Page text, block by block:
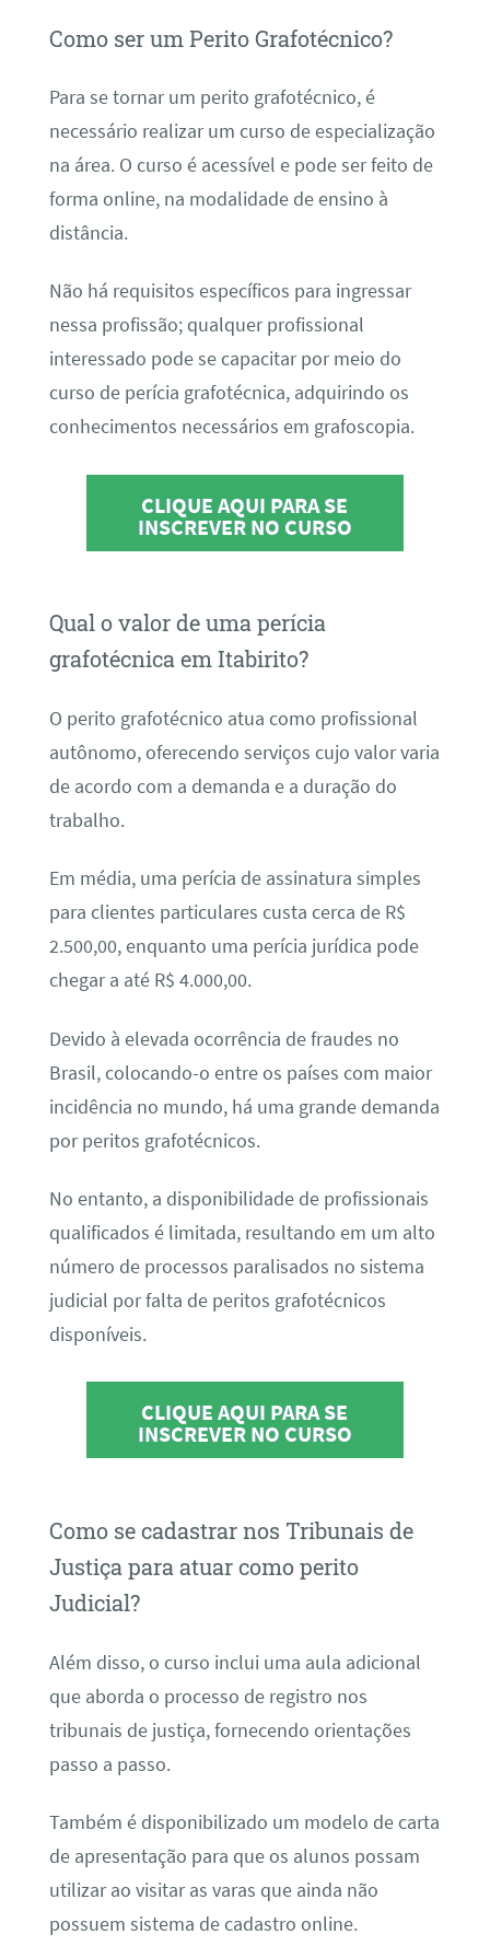
Como ser um Perito Grafotécnico?
Para se tornar um perito grafotécnico, é
necessário realizar um curso de especialização
na área. O curso é acessível e pode ser feito de
forma online, na modalidade de ensino à
distância.
Não há requisitos específicos para ingressar
nessa profissão; qualquer profissional
interessado pode se capacitar por meio do
curso de perícia grafotécnica, adquirindo os
conhecimentos necessários em grafoscopia.
CLIQUE AQUI PARA SE
INSCREVER NO CURSO
Qual o valor de uma perícia
grafotécnica em Itabirito?
O perito grafotécnico atua como profissional
autônomo, oferecendo serviços cujo valor varia
de acordo com a demanda e a duração do
trabalho.
Em média, uma perícia de assinatura simples
para clientes particulares custa cerca de R$
2.500,00, enquanto uma perícia jurídica pode
chegar a até R$ 4.000,00.
Devido à elevada ocorrência de fraudes no
Brasil, colocando-o entre os países com maior
incidência no mundo, há uma grande demanda
por peritos grafotécnicos.
No entanto, a disponibilidade de profissionais
qualificados é limitada, resultando em um alto
número de processos paralisados no sistema
judicial por falta de peritos grafotécnicos
disponíveis.
CLIQUE AQUI PARA SE
INSCREVER NO CURSO
Como se cadastrar nos Tribunais de
Justiça para atuar como perito
Judicial?
Além disso, o curso inclui uma aula adicional
que aborda o processo de registro nos
tribunais de justiça, fornecendo orientações
passo a passo.
Também é disponibilizado um modelo de carta
de apresentação para que os alunos possam
utilizar ao visitar as varas que ainda não
possuem sistema de cadastro online.